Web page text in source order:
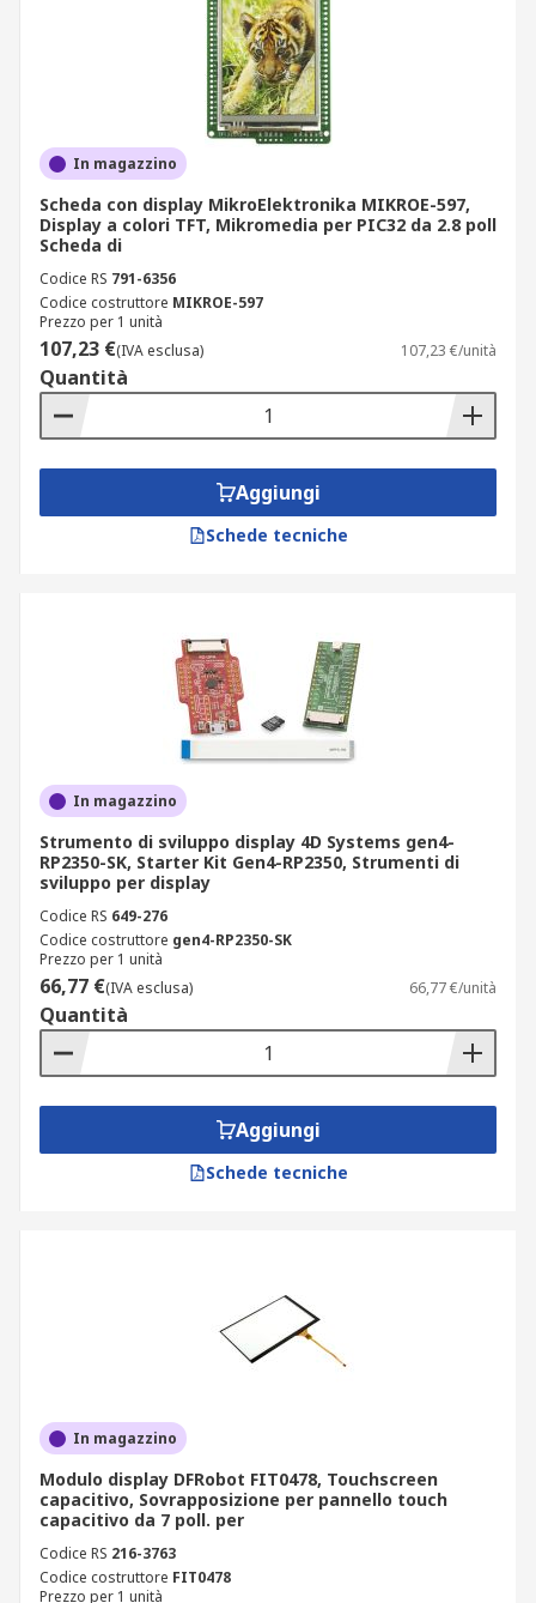
In magazzino
Scheda con display MikroElektronika MIKROE-597,
Display a colori TFT, Mikromedia per PIC32 da 2.8 poll
Scheda di
Codice RS 791-6356
Codice costruttore MIKROE-597
Prezzo per 1 unità
107,23 €(IVA esclusa) 107,23 €/unità
Quantità
Aggiungi
Schede tecniche
In magazzino
Strumento di sviluppo display 4D Systems gen4-
RP2350-SK, Starter Kit Gen4-RP2350, Strumenti di
sviluppo per display
Codice RS 649-276
Codice costruttore gen4-RP2350-SK
Prezzo per 1 unità
66,77 €(IVA esclusa) 66,77 €/unità
Quantità
Aggiungi
Schede tecniche
In magazzino
Modulo display DFRobot FIT0478, Touchscreen
capacitivo, Sovrapposizione per pannello touch
capacitivo da 7 poll. per
Codice RS 216-3763
Codice costruttore FIT0478
Prezzo per 1 unità